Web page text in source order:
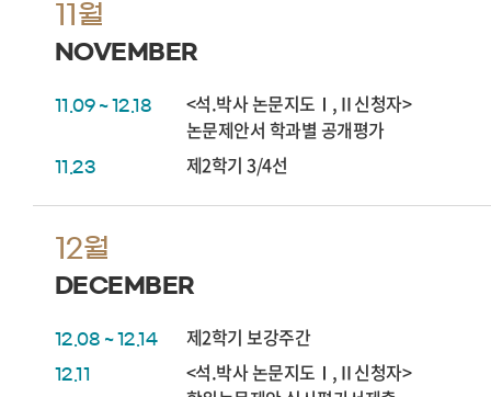
11월
NOVEMBER
11.09 ~ 12.18
<석.박사 논문지도Ⅰ,Ⅱ신청자>
논문제안서 학과별 공개평가
11.23 제2학기 3/4선
12월
DECEMBER
12.08 ~ 12.14 제2학기 보강주간
12.11
<석.박사 논문지도Ⅰ,Ⅱ신청자>